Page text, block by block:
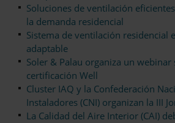
Soluciones de ventilación
la demanda residencial
Sistema de ventilación residencial
adaptable
Soler & Palau organiza un
certificación Well
Cluster IAQ y la Confederación
Instaladores (CNI) organizan la III
La Calidad del Aire Interior (CAI)